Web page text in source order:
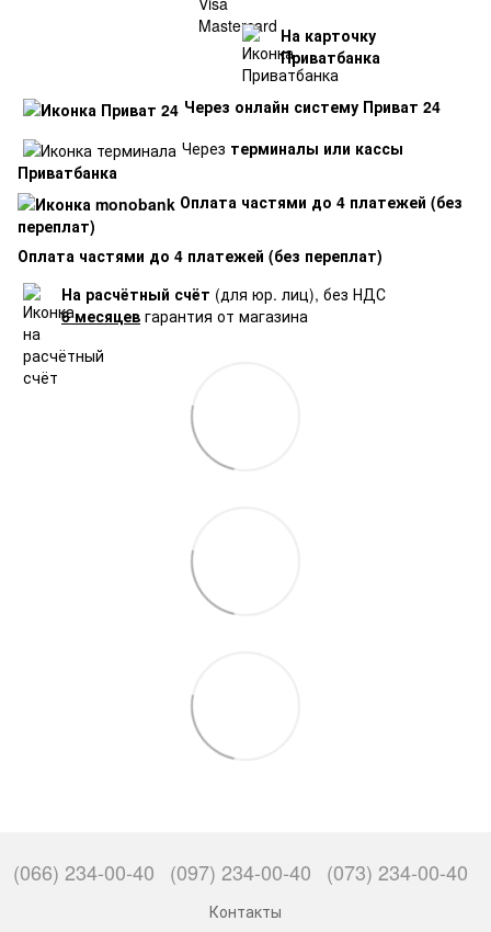
На карточку
Приватбанка
Через онлайн систему Приват 24
Через терминалы или кассы
Приватбанка
Оплата частями до 4 платежей (без
переплат)
Оплата частями до 4 платежей (без переплат)
На расчётный счёт (для юр. лиц), без НДС
6 месяцев гарантия от магазина
(066) 234-00-40 (097) 234-00-40 (073) 234-00-40
Контакты